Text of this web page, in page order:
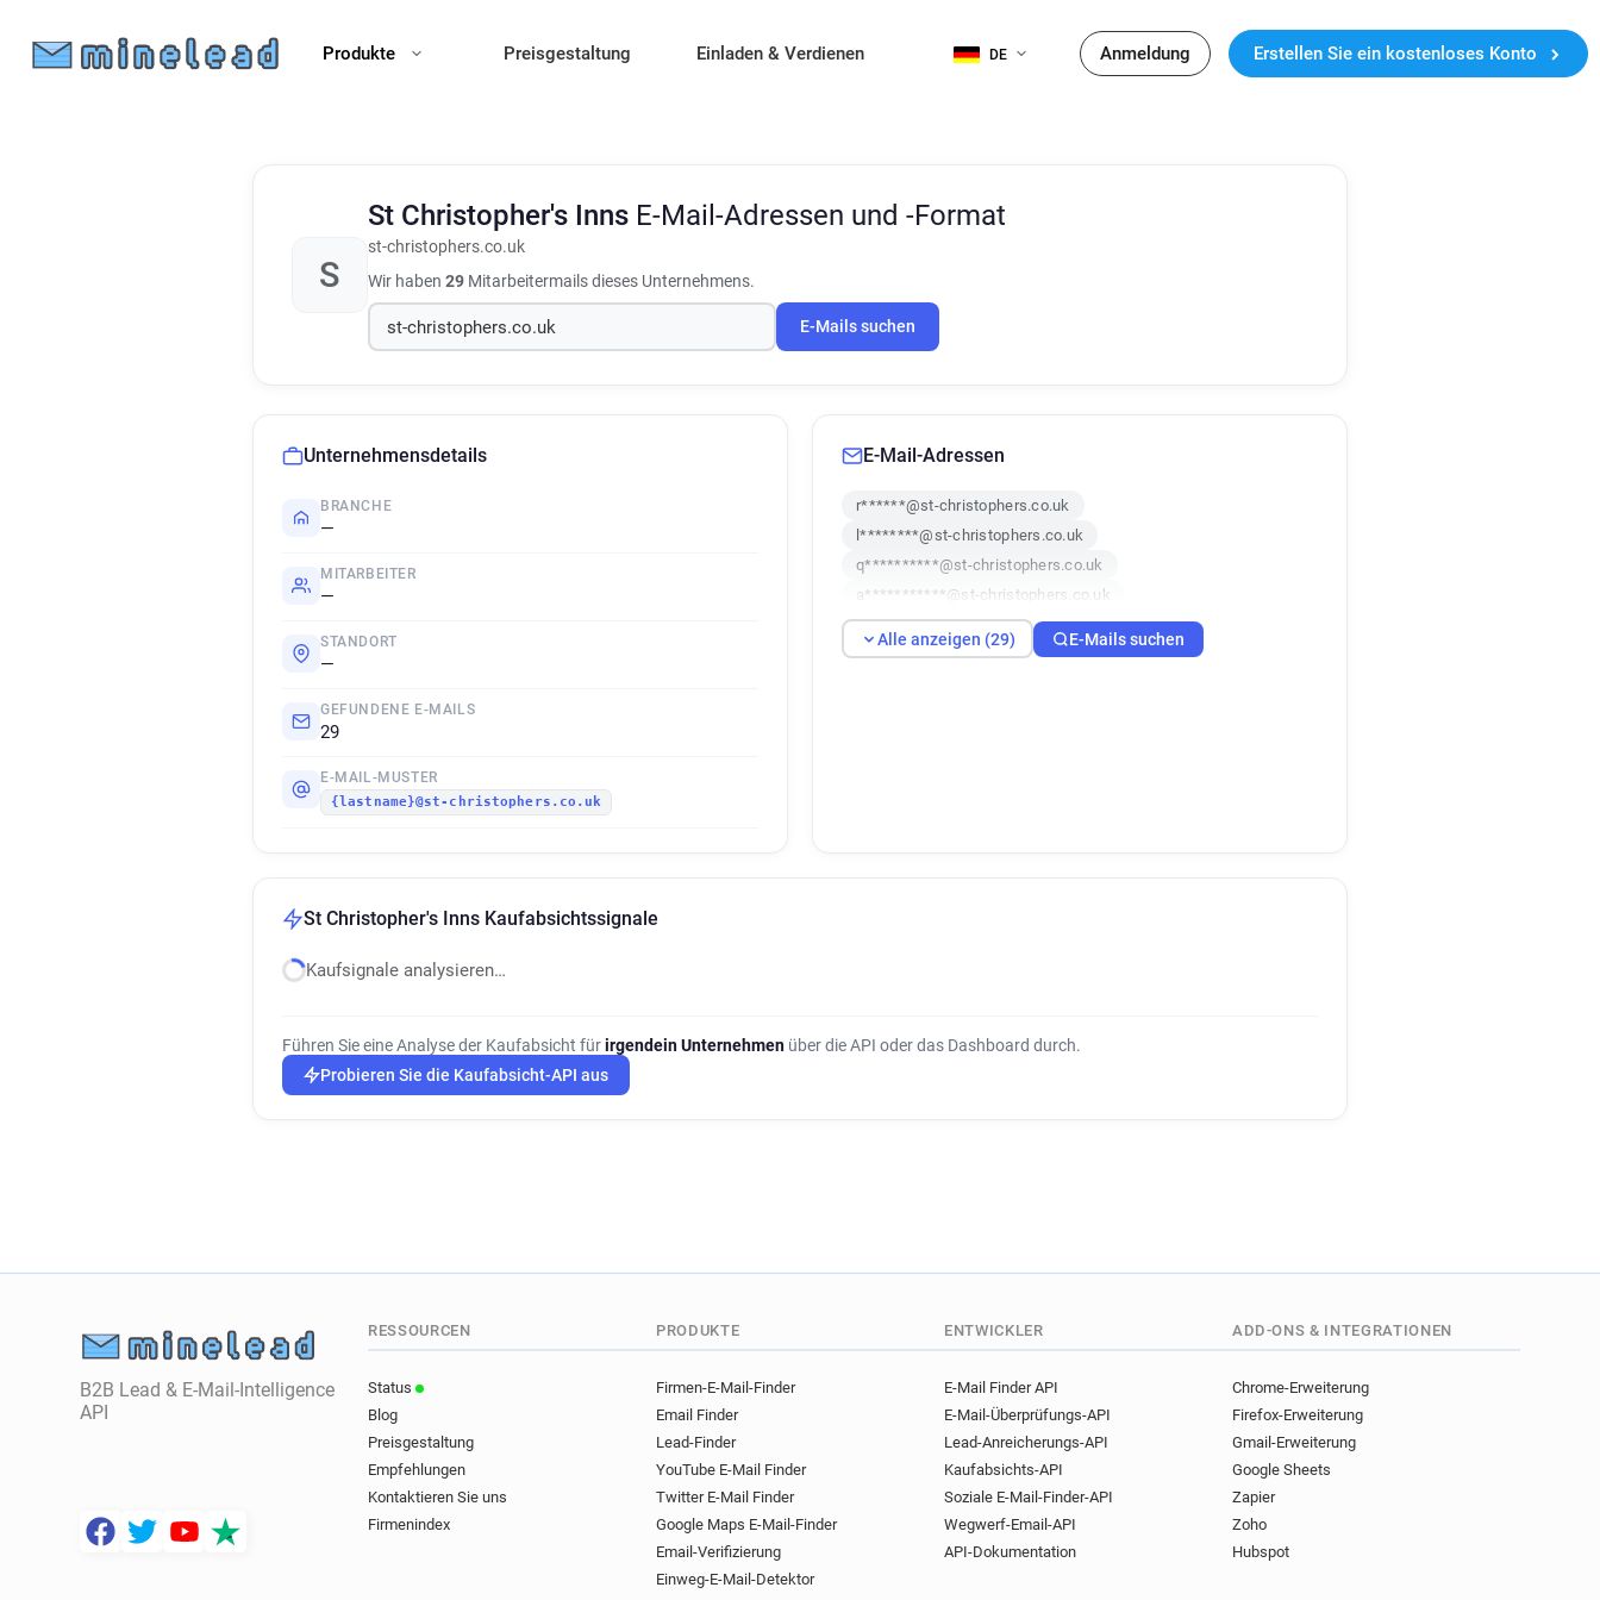
Produkte Preisgestaltung Einladen & Verdienen DE Anmeldung Erstellen Sie ein kostenloses Konto
S
St Christopher's Inns E-Mail-Adressen und -Format
st-christophers.co.uk
Wir haben 29 Mitarbeitermails dieses Unternehmens.
E-Mails suchen
Unternehmensdetails
BRANCHE
—
MITARBEITER
—
STANDORT
—
GEFUNDENE E-MAILS
29
E-MAIL-MUSTER
{lastname}@st-christophers.co.uk
E-Mail-Adressen
r******@st-christophers.co.uk
l********@st-christophers.co.uk
q**********@st-christophers.co.uk
a***********@st-christophers.co.uk
v*****@st-christophers.co.uk
g*********@st-christophers.co.uk
a**********@st-christophers.co.uk
c********@st-christophers.co.uk
d***********@st-christophers.co.uk
Alle anzeigen (29) E-Mails suchen
St Christopher's Inns Kaufabsichtssignale
Kaufsignale analysieren…
Führen Sie eine Analyse der Kaufabsicht fürirgendein Unternehmen über die API oder das Dashboard durch.
Probieren Sie die Kaufabsicht-API aus
B2B Lead & E-Mail-Intelligence
API
RESSOURCEN
Status
Blog
Preisgestaltung
Empfehlungen
Kontaktieren Sie uns
Firmenindex
PRODUKTE
Firmen-E-Mail-Finder
Email Finder
Lead-Finder
YouTube E-Mail Finder
Twitter E-Mail Finder
Google Maps E-Mail-Finder
Email-Verifizierung
Einweg-E-Mail-Detektor
ENTWICKLER
E-Mail Finder API
E-Mail-Überprüfungs-API
Lead-Anreicherungs-API
Kaufabsichts-API
Soziale E-Mail-Finder-API
Wegwerf-Email-API
API-Dokumentation
ADD-ONS & INTEGRATIONEN
Chrome-Erweiterung
Firefox-Erweiterung
Gmail-Erweiterung
Google Sheets
Zapier
Zoho
Hubspot